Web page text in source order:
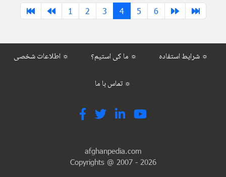
1
2 3 4 5 6
اطلاعات شخصی ☼ ما کی استیم؟ ☼ شرایط استفاده ☼
تماس با ما ☼
afghanpedia.com
Copyrights @ 2007 - 2026